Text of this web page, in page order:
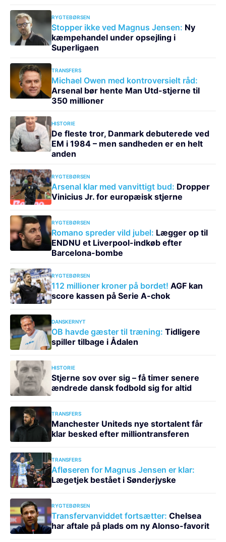
RYGTEBØRSEN
Stopper ikke ved Magnus Jensen: Ny
kæmpehandel under opsejling i
Superligaen
TRANSFERS
Michael Owen med kontroversielt råd:
Arsenal bør hente Man Utd-stjerne til
350 millioner
HISTORIE
De fleste tror, Danmark debuterede ved
EM i 1984 – men sandheden er en helt
anden
RYGTEBØRSEN
Arsenal klar med vanvittigt bud: Dropper
Vinicius Jr. for europæisk stjerne
RYGTEBØRSEN
Romano spreder vild jubel: Lægger op til
ENDNU et Liverpool-indkøb efter
Barcelona-bombe
RYGTEBØRSEN
112 millioner kroner på bordet! AGF kan
score kassen på Serie A-chok
DANSKERNYT
OB havde gæster til træning: Tidligere
spiller tilbage i Ådalen
HISTORIE
Stjerne sov over sig – få timer senere
ændrede dansk fodbold sig for altid
TRANSFERS
Manchester Uniteds nye stortalent får
klar besked efter milliontransferen
TRANSFERS
Afløseren for Magnus Jensen er klar:
Lægetjek bestået i Sønderjyske
RYGTEBØRSEN
Transfervanviddet fortsætter: Chelsea
har aftale på plads om ny Alonso-favorit